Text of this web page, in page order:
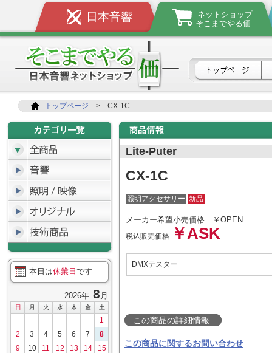
日本音響
ネットショップ
そこまでやる価
トップページ > CX-1C
本日は休業日 です
2026年 8 月
日 月 火 水 木 金 土
1
2
3 4 5 6 7
8
9
10 11 12 13 14
15
Lite-Puter
CX-1C
照明アクセサリー 新品
メーカー希望小売価格 ￥OPEN
税込販売価格 ￥ASK
DMXテスター
この商品の詳細情報
この商品に関するお問い合わせ